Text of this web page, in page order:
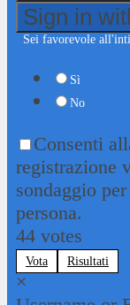
Sign in
Sei favorevole
Sì
No
Consenti
registrazione
sondaggio
persona.
44 votes
Vota Risultati
×